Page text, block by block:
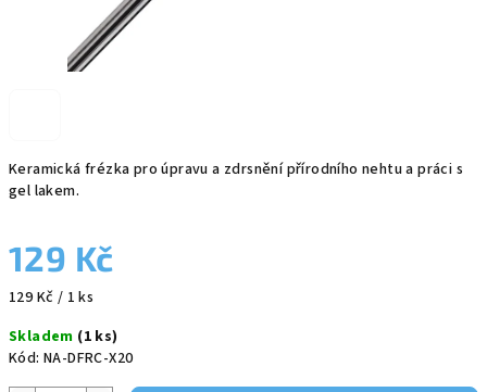
Keramická frézka pro úpravu a zdrsnění přírodního nehtu a práci s
gel lakem.
129 Kč
Měrná
129 Kč / 1 ks
Skladem (1 ks)
Kód: NA-DFRC-X20